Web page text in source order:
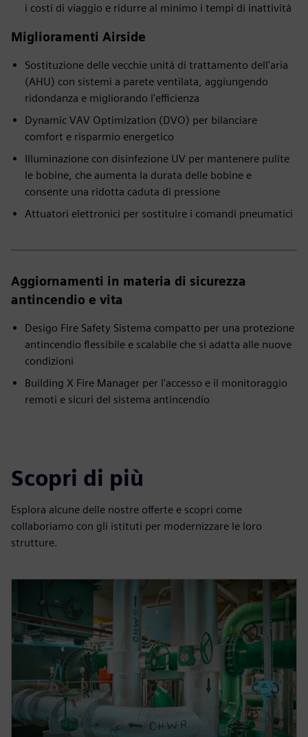
i costi di viaggio e ridurre al minimo i tempi di inattività
Miglioramenti Airside
Sostituzione delle vecchie unità di trattamento dell'aria
(AHU) con sistemi a parete ventilata, aggiungendo
ridondanza e migliorando l'efficienza
Dynamic VAV Optimization (DVO) per bilanciare
comfort e risparmio energetico
Illuminazione con disinfezione UV per mantenere pulite
le bobine, che aumenta la durata delle bobine e
consente una ridotta caduta di pressione
Attuatori elettronici per sostituire i comandi pneumatici
Aggiornamenti in materia di sicurezza
antincendio e vita
Desigo Fire Safety Sistema compatto per una protezione
antincendio flessibile e scalabile che si adatta alle nuove
condizioni
Building X Fire Manager per l'accesso e il monitoraggio
remoti e sicuri del sistema antincendio
Scopri di più
Esplora alcune delle nostre offerte e scopri come
collaboriamo con gli istituti per modernizzare le loro
strutture.